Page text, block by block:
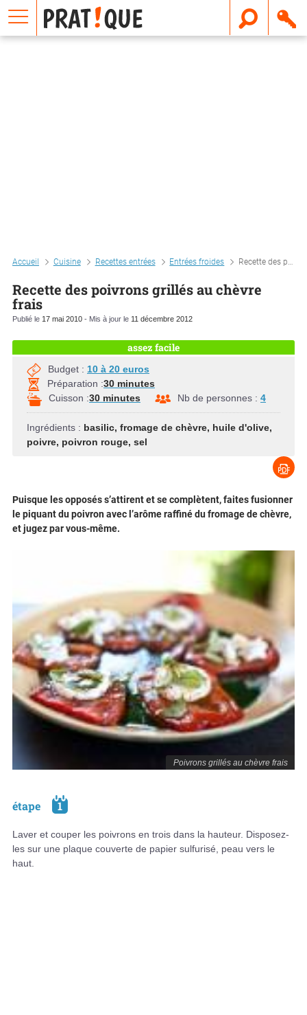
Accueil Cuisine Recettes entrées Entrées froides Recette des poivrons grillés au chèvre frais
Recette des poivrons grillés au chèvre
frais
Publié le 17 mai 2010 - Mis à jour le 11 décembre 2012
assez facile
Budget : 10 à 20 euros
Préparation :30 minutes
Cuisson :30 minutes Nb de personnes : 4
Ingrédients : basilic, fromage de chèvre, huile d'olive,
poivre, poivron rouge, sel
Poivrons grillés au chèvre frais
Puisque les opposés s’attirent et se complètent, faites fusionner
le piquant du poivron avec l’arôme raffiné du fromage de chèvre,
et jugez par vous-même.
étape 1
Laver et couper les poivrons en trois dans la hauteur. Disposez-
les sur une plaque couverte de papier sulfurisé, peau vers le
haut.
E
m
a